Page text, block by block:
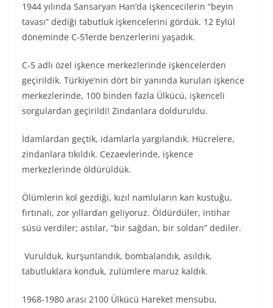
1944 yılında Sansaryan Han’da işkencecilerin “beyin
tavası” dediği tabutluk işkencelerini gördük. 12 Eylül
döneminde C-5’lerde benzerlerini yaşadık.
C-5 adlı özel işkence merkezlerinde işkencelerden
geçirildik. Türkiye’nin dört bir yanında kurulan işkence
merkezlerinde, 100 binden fazla Ülkücü, işkenceli
sorgulardan geçirildi! Zindanlara dolduruldu.
İdamlardan geçtik, idamlarla yargılandık. Hücrelere,
zindanlara tıkıldık. Cezaevlerinde, işkence
merkezlerinde öldürüldük.
Ölümlerin kol gezdiği, kızıl namluların kan kustuğu,
fırtınalı, zor yıllardan geliyoruz. Öldürdüler, intihar
süsü verdiler; astılar, “bir sağdan, bir soldan” dediler.
Vurulduk, kurşunlandık, bombalandık, asıldık,
tabutluklara konduk, zulümlere maruz kaldık.
1968-1980 arası 2100 Ülkücü Hareket mensubu,